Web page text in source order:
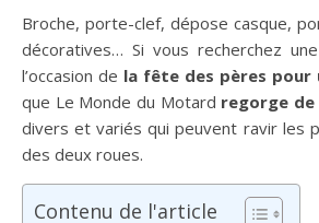
Broche, porte-clef, dépose casque, porte casque, plaques
décoratives… Si vous recherchez
l’occasion de la fête des pères pour
que Le Monde du Motard regorge de
divers et variés qui peuvent ravir les
des deux roues.
Contenu de l'article